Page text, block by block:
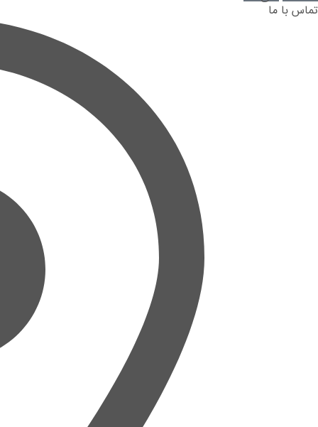
تماس با ما